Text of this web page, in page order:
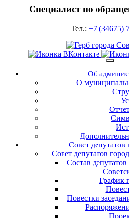
Специалист по
Тел.: +7 (34675)
Об
О
Совет депутатов
Совет депутатов
Состав депутатов
График
Повестки